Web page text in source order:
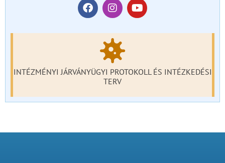
INTÉZMÉNYI JÁRVÁNYÜGYI PROTOKOLL ÉS INTÉZKEDÉSI
TERV